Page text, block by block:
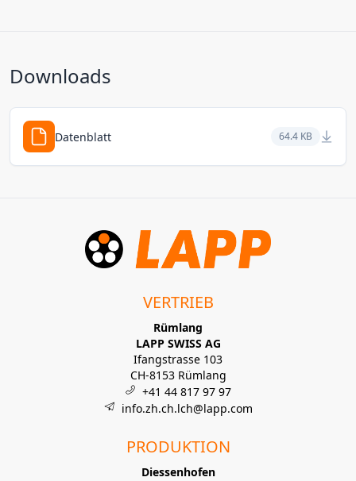
Downloads
Datenblatt 64.4 KB
VERTRIEB
Rümlang
LAPP SWISS AG
Ifangstrasse 103
CH-8153 Rümlang
+41 44 817 97 97
info.zh.ch.lch@lapp.com
PRODUKTION
Diessenhofen